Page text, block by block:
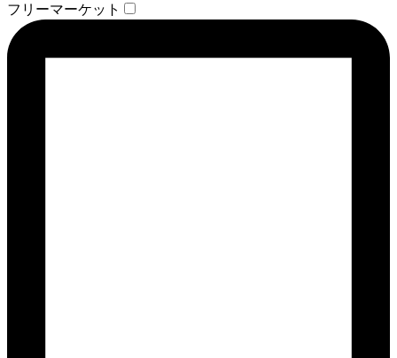
フリーマーケット